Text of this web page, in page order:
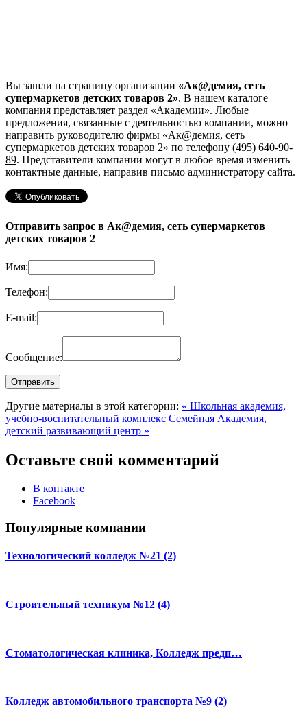
Вы зашли на страницу организации «Ак@демия, сеть
супермаркетов детских товаров 2». В нашем каталоге
компания представляет раздел «Академии». Любые
предложения, связанные с деятельностью компании, можно
направить руководителю фирмы «Ак@демия, сеть
супермаркетов детских товаров 2» по телефону (495) 640-90-
89. Представители компании могут в любое время изменить
контактные данные, направив письмо администратору сайта.
Отправить запрос в Ак@демия, сеть супермаркетов
детских товаров 2
Имя:
Телефон:
E-mail:
Сообщение:
Другие материалы в этой категории: « Школьная академия,
учебно-воспитательный комплекс Семейная Академия,
детский развивающий центр »
Оставьте свой комментарий
В контакте
Facebook
Популярные компании
Технологический колледж №21 (2)
Строительный техникум №12 (4)
Стоматологическая клиника, Колледж предп…
Колледж автомобильного транспорта №9 (2)